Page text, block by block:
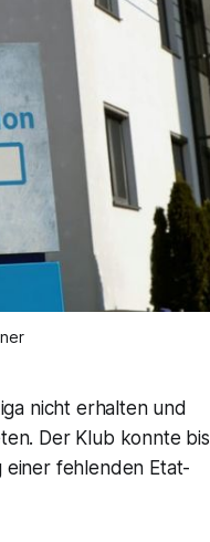
nicht erhalten und
Der Klub konnte bis
einer fehlenden Etat-